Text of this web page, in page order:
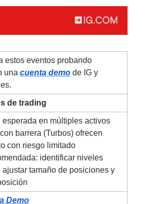
estos eventos probando
una cuenta demo de IG y
de trading
en múltiples activos
barrera (Turbos) ofrecen
con riesgo limitado
identificar niveles
tamaño de posiciones y
Demo